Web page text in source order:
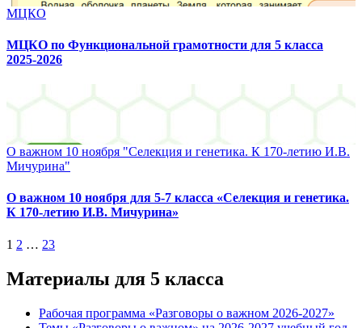
МЦКО
МЦКО по Функциональной грамотности для 5 класса
2025-2026
О важном 10 ноября "Селекция и генетика. К 170-летию И.В.
Мичурина"
О важном 10 ноября для 5-7 класса «Селекция и генетика.
К 170-летию И.В. Мичурина»
Пагинация
записей
1 2 … 23
Материалы для 5 класса
Рабочая программа «Разговоры о важном 2026-2027»